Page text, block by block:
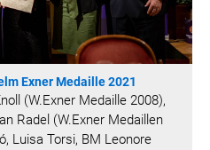
Exner Medaille 2021
(W.Exner Medaille 2008),
Radel (W.Exner Medaillen
Luisa Torsi, BM Leonore